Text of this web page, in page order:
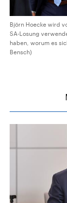
Björn Hoecke wird
SA-Losung
haben, worum es
Bensch)